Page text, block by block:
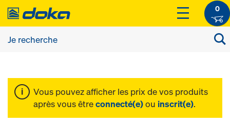
0
Vous pouvez afficher les prix de vos produits
après vous êtreconnecté(e)ou inscrit(e).